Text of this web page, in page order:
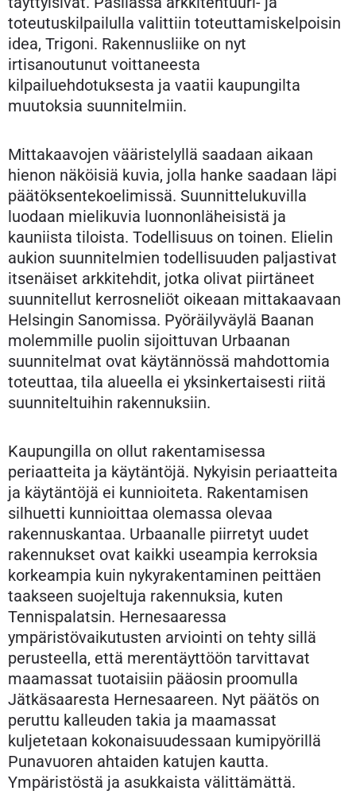
toteutuskilpailulla valittiin toteuttamiskelpoisin
idea, Trigoni. Rakennusliike on nyt
irtisanoutunut voittaneesta
kilpailuehdotuksesta ja vaatii kaupungilta
muutoksia suunnitelmiin.
Mittakaavojen vääristelyllä saadaan aikaan
hienon näköisiä kuvia, jolla hanke saadaan läpi
päätöksentekoelimissä. Suunnittelukuvilla
luodaan mielikuvia luonnonläheisistä ja
kauniista tiloista. Todellisuus on toinen. Elielin
aukion suunnitelmien todellisuuden paljastivat
itsenäiset arkkitehdit, jotka olivat piirtäneet
suunnitellut kerrosneliöt oikeaan mittakaavaan
Helsingin Sanomissa. Pyöräilyväylä Baanan
molemmille puolin sijoittuvan Urbaanan
suunnitelmat ovat käytännössä mahdottomia
toteuttaa, tila alueella ei yksinkertaisesti riitä
suunniteltuihin rakennuksiin.
Kaupungilla on ollut rakentamisessa
periaatteita ja käytäntöjä. Nykyisin periaatteita
ja käytäntöjä ei kunnioiteta. Rakentamisen
silhuetti kunnioittaa olemassa olevaa
rakennuskantaa. Urbaanalle piirretyt uudet
rakennukset ovat kaikki useampia kerroksia
korkeampia kuin nykyrakentaminen peittäen
taakseen suojeltuja rakennuksia, kuten
Tennispalatsin. Hernesaaressa
ympäristövaikutusten arviointi on tehty sillä
perusteella, että merentäyttöön tarvittavat
maamassat tuotaisiin pääosin proomulla
Jätkäsaaresta Hernesaareen. Nyt päätös on
peruttu kalleuden takia ja maamassat
kuljetetaan kokonaisuudessaan kumipyörillä
Punavuoren ahtaiden katujen kautta.
Ympäristöstä ja asukkaista välittämättä.